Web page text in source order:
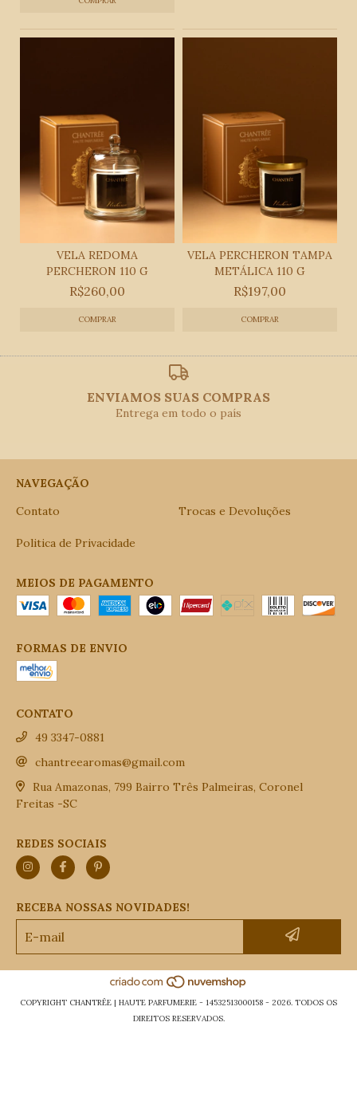
VELA REDOMA
PERCHERON 110 G
R$260,00
VELA PERCHERON TAMPA
METÁLICA 110 G
R$197,00
ENVIAMOS SUAS COMPRAS
Entrega em todo o país
NAVEGAÇÃO
Contato
Trocas e Devoluções
Politica de Privacidade
MEIOS DE PAGAMENTO
FORMAS DE ENVIO
CONTATO
49 3347-0881
chantreearomas@gmail.com
Rua Amazonas, 799 Bairro Três Palmeiras, Coronel
Freitas -SC
REDES SOCIAIS
RECEBA NOSSAS NOVIDADES!
COPYRIGHT CHANTRÊE | HAUTE PARFUMERIE - 14532513000158 - 2026. TODOS OS
DIREITOS RESERVADOS.